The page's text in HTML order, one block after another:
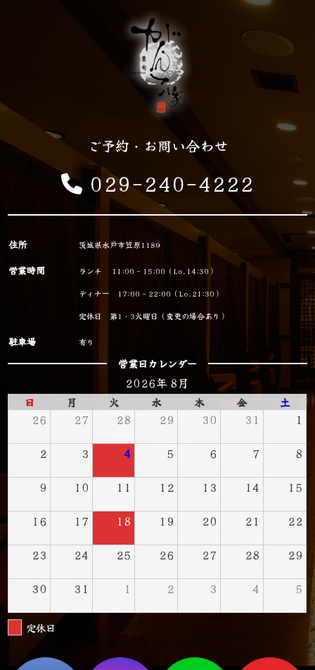
ご予約・お問い合わせ
029-240-4222
住所 茨城県水戸市笠原1189
営業時間
ランチ 11:00 - 15:00（Lo.14:30）
ディナー 17:00 - 22:00（Lo.21:30）
定休日 第1・3火曜日（変更の場合あり）
駐車場 有り
営業日カレンダー
2026年 8月
日 月 火 水 木 金 土
26 27 28 29 30 31
1
2
3 4 5 6 7
8
9
10 11 12 13 14
15
16
17 18 19 20 21
22
23
24 25 26 27 28
29
30
31 1 2 3 4 5
定休日